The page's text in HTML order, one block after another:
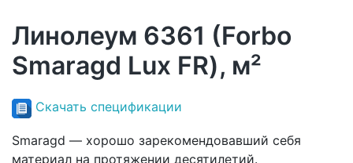
Линолеум 6361 (Forbo
Smaragd Lux FR), м²
Скачать спецификации
Smaragd — хорошо зарекомендовавший себя
материал на протяжении десятилетий.